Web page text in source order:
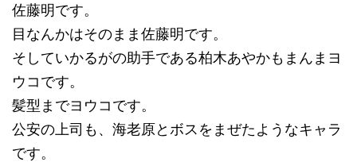
佐藤明です。
目なんかはそのまま佐藤明です。
そしていかるがの助手である柏木あやかもまんまヨ
ウコです。
髪型までヨウコです。
公安の上司も、海老原とボスをまぜたようなキャラ
です。